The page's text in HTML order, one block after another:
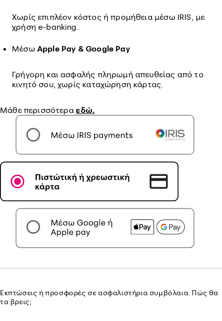
Χωρίς επιπλέον κόστος ή προμήθεια μέσω IRIS, με
χρήση e-banking.
Μέσω Apple Pay & Google Pay
Γρήγορη και ασφαλής πληρωμή απευθείας από το
κινητό σου, χωρίς καταχώρηση κάρτας.
Μάθε περισσότερα εδώ.
Εκπτώσεις ή προσφορές σε ασφαλιστήρια συμβόλαια. Πώς θα
τα βρεις;